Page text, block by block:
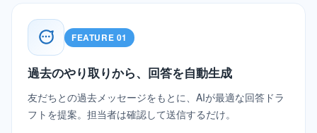
FEATURE 01
過去のやり取りから、回答を自動生成
友だちとの過去メッセージをもとに、AIが最適な回答ドラ
フトを提案。担当者は確認して送信するだけ。